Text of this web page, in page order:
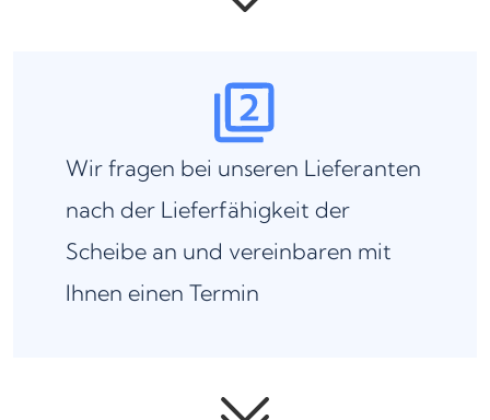
Wir fragen bei unseren Lieferanten
nach der Lieferfähigkeit der
Scheibe an und vereinbaren mit
Ihnen einen Termin